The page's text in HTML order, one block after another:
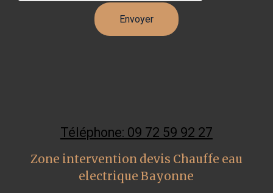
Téléphone: 09 72 59 92 27
Zone intervention devis Chauffe eau
electrique Bayonne